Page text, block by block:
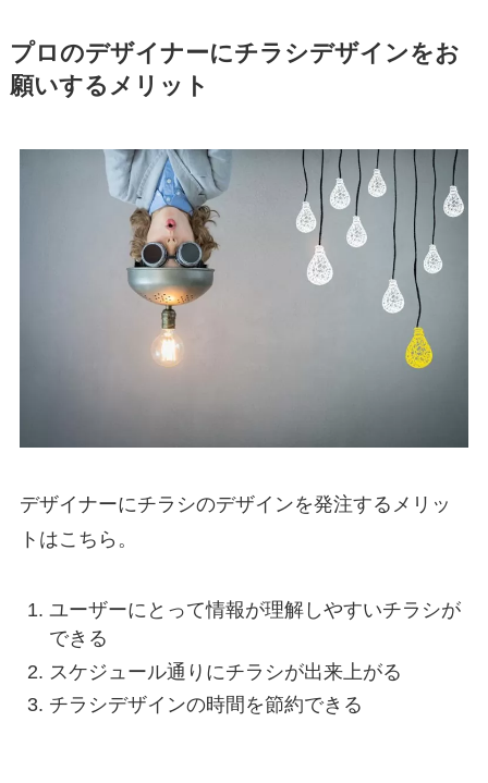
プロのデザイナーにチラシデザインをお
願いするメリット
デザイナーにチラシのデザインを発注するメリッ
トはこちら。
ユーザーにとって情報が理解しやすいチラシが
できる
スケジュール通りにチラシが出来上がる
チラシデザインの時間を節約できる